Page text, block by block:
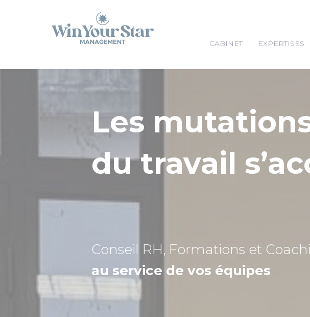
CABINET EXPERTISES
Les
du travail
Conseil RH, Formations et
au service de vos équipes